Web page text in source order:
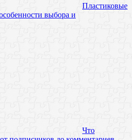
Пластиковые
выбора и
Что